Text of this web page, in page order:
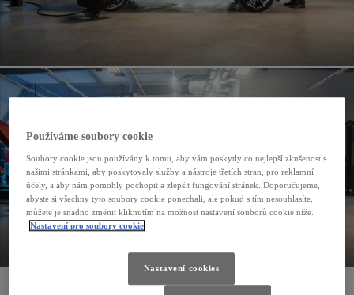
Hlavním cílem značky Toyota je maximální spokojenost každého zákazníka
Používáme soubory cookie
Soubory cookie jsou používány k tomu, aby vám poskytly co nejlepší zkušenost s
našimi stránkami, aby poskytovaly služby a nástroje třetích stran, pro reklamní
účely, a aby nám pomohly pochopit a zlepšit fungování stránek. Doporučujeme,
abyste si všechny tyto soubory cookie ponechali, ale pokud s tím nesouhlasíte,
můžete je snadno změnit kliknutím na možnost nastavení souborů cookie níže.
Nastavení pro soubory cookie
Nastavení cookies